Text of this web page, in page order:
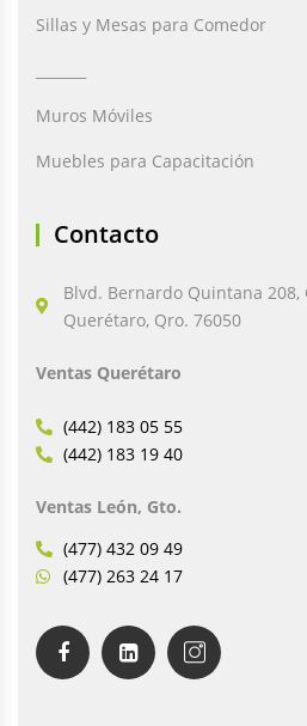
Sillas y Mesas para Comedor
Muros Móviles
Muebles para Capacitación
Contacto
Blvd. Bernardo Quintana 208,
Querétaro, Qro. 76050
Ventas Querétaro
(442) 183 05 55
(442) 183 19 40
Ventas León, Gto.
(477) 432 09 49
(477) 263 24 17